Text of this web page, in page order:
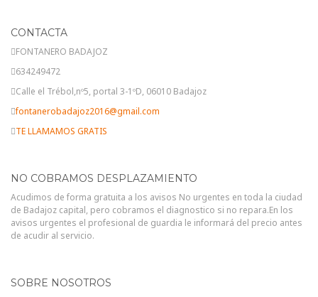
CONTACTA
FONTANERO BADAJOZ
634249472
Calle el Trébol,nº5, portal 3-1ºD, 06010 Badajoz
fontanerobadajoz2016@gmail.com
TE LLAMAMOS GRATIS
NO COBRAMOS DESPLAZAMIENTO
Acudimos de forma gratuita a los avisos No urgentes en toda la ciudad
de Badajoz capital, pero cobramos el diagnostico si no repara.En los
avisos urgentes el profesional de guardia le informará del precio antes
de acudir al servicio.
SOBRE NOSOTROS